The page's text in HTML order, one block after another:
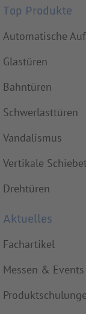
Top Produkte
Automatische
Glastüren
Bahntüren
Schwerlasttüren
Vandalismus
Vertikale
Drehtüren
Aktuelles
Fachartikel
Messen & Events